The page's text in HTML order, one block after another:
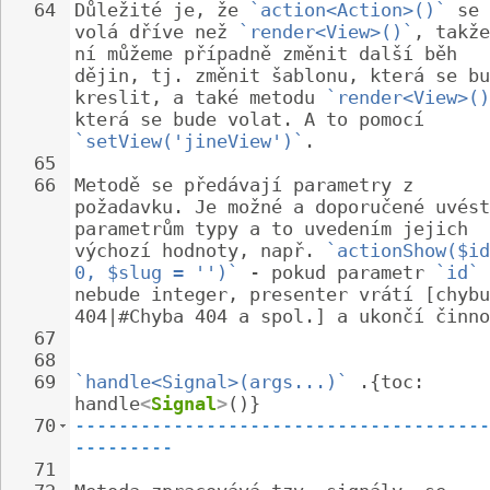
64
65
66
67
68
69
70
71
Důležité je, že `action<Action>()`
se
volá dříve než
`render<View>()` ,
ní můžeme případně změnit další běh
dějin, tj. změnit šablonu, která se
kreslit, a také metodu
která se bude volat. A to pomocí
`setView('jineView')` .
Metodě se předávají parametry z
požadavku. Je možné a doporučené
parametrům typy a to uvedením jejich
výchozí hodnoty, např.
0, $slug = '')`
- pokud parametr
`id`
nebude integer, presenter vrátí
404|#Chyba 404 a spol.] a ukončí
`handle<Signal>(args...)`
.{toc:
handle<Signal>()}
---------